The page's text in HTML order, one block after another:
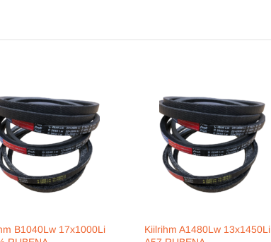
B1040Lw 17x1000Li
Kiilrihm A1480Lw 13x1450Li